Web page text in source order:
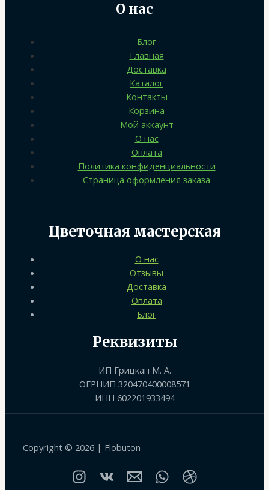
О нас
Блог
Главная
Доставка
Каталог
Контакты
Корзина
Мой аккаунт
О нас
Оплата
Политика конфиденциальности
Страница оформления заказа
Цветочная мастерская
О нас
Отзывы
Доставка
Оплата
Блог
Реквизиты
ИП Грицкан М. А.
ОГРНИП 320470400008571
ИНН 602201933494
Copyright © 2026 | Flobuton